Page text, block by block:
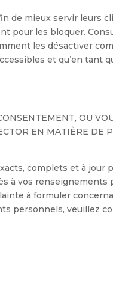
de mieux servir leurs
pour les bloquer.
les désactiver
et qu’en tant
OU
EN MATIÈRE DE
complets et à jour
à vos
à formuler
personnels, veuillez